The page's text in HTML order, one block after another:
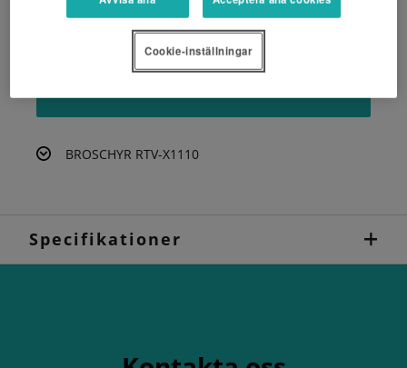
Så var du än vill åka eller vilka utmaningar du står
inför är RTV- X1110 den oslagbara följeslagaren.
BROSCHYR RTV-X1110
Specifikationer
Cookie-inställningar